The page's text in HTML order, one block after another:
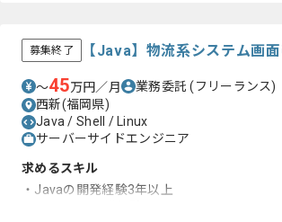
募集終了 【Java】物流系システム画
〜45万円／月 業務委託(フリーランス)
西新(福岡県)
Java / Shell / Linux
サーバーサイドエンジニア
求めるスキル
・Javaの開発経験3年以上